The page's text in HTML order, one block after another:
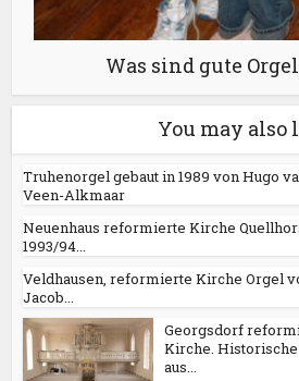
Was sind gute
You may also
Truhenorgel gebaut in 1989 von Hugo
Veen-Alkmaar
Neuenhaus reformierte Kirche
1993/94...
Veldhausen, reformierte Kirche Orgel
Jacob...
Georgsdorf
Kirche.
aus...